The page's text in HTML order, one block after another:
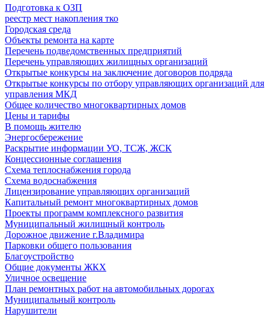
Подготовка к ОЗП
реестр мест накопления тко
Городская среда
Объекты ремонта на карте
Перечень подведомственных предприятий
Перечень управляющих жилищных организаций
Открытые конкурсы на заключение договоров подряда
Открытые конкурсы по отбору управляющих организаций для
управления МКД
Общее количество многоквартирных домов
Цены и тарифы
В помощь жителю
Энергосбережение
Раскрытие информации УО, ТСЖ, ЖСК
Концессионные соглашения
Схема теплоснабжения города
Схема водоснабжения
Лицензирование управляющих организаций
Капитальный ремонт многоквартирных домов
Проекты программ комплексного развития
Муниципальный жилищный контроль
Дорожное движение г.Владимира
Парковки общего пользования
Благоустройство
Общие документы ЖКХ
Уличное освещение
План ремонтных работ на автомобильных дорогах
Муниципальный контроль
Нарушители